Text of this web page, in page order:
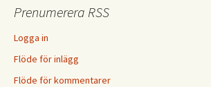
Prenumerera RSS
Logga in
Flöde för inlägg
Flöde för kommentarer